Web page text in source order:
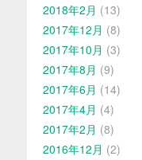
2018年2月 (13)
2017年12月 (8)
2017年10月 (3)
2017年8月 (9)
2017年6月 (14)
2017年4月 (4)
2017年2月 (8)
2016年12月 (2)